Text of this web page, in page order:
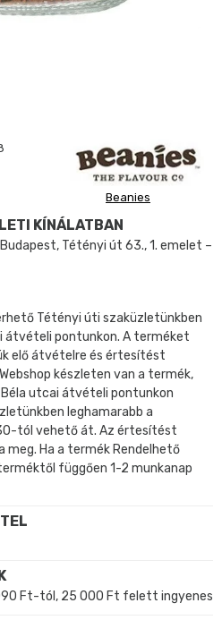
Beanies
KÍNÁLATBAN
Tétényi út 63., 1. emelet –
Tétényi úti szaküzletünkben
átvételi pontunkon. A terméket
elő átvételre és értesítést
készleten van a termék,
utcai átvételi pontunkon
leghamarabb a
tól vehető át. Az értesítést
meg. Ha a termék Rendelhető
függően 1-2 munkanap
Ft-tól, 25 000 Ft felett ingyenes